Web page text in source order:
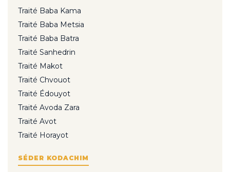
Traité Baba Kama
Traité Baba Metsia
Traité Baba Batra
Traité Sanhedrin
Traité Makot
Traité Chvouot
Traité Édouyot
Traité Avoda Zara
Traité Avot
Traité Horayot
SÉDER KODACHIM